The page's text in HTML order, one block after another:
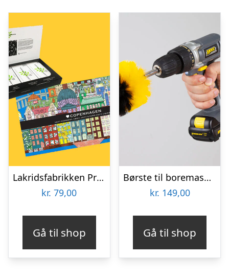
Lakridsfabrikken Premiumlakrids – Copenhagen
kr. 79,00
Gå til shop
Børste til boremaskine 3-pak – Wibbri
kr. 149,00
Gå til shop